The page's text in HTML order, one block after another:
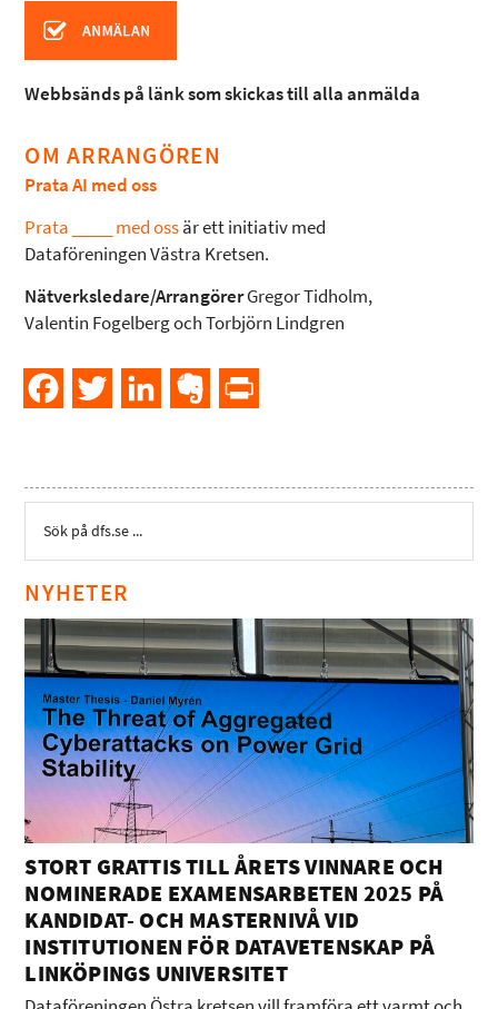
Webbsänds på länk som skickas till alla anmälda
OM ARRANGÖREN
Prata AI med oss
Prata ____ med ossär ett initiativ med
Dataföreningen Västra Kretsen.
Nätverksledare/ArrangörerGregor Tidholm,
Valentin Fogelberg och Torbjörn Lindgren
FacebookTwitter LinkedInEvernote
NYHETER
STORT GRATTIS TILL ÅRETS VINNARE OCH
NOMINERADE EXAMENSARBETEN 2025 PÅ
KANDIDAT- OCH MASTERNIVÅ VID
INSTITUTIONEN FÖR DATAVETENSKAP PÅ
LINKÖPINGS UNIVERSITET